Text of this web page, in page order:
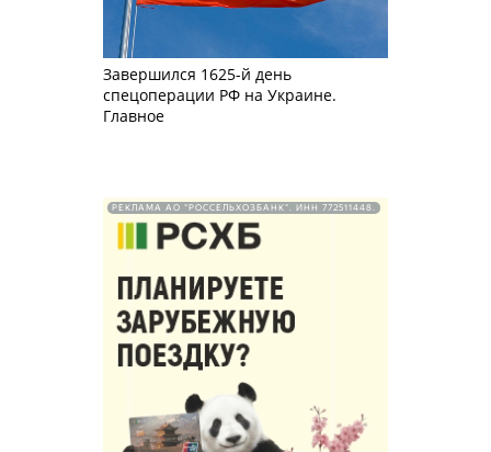
Завершился 1625-й день
спецоперации РФ на Украине.
Главное
РЕКЛАМА АО "РОССЕЛЬХОЗБАНК". ИНН 772511448.